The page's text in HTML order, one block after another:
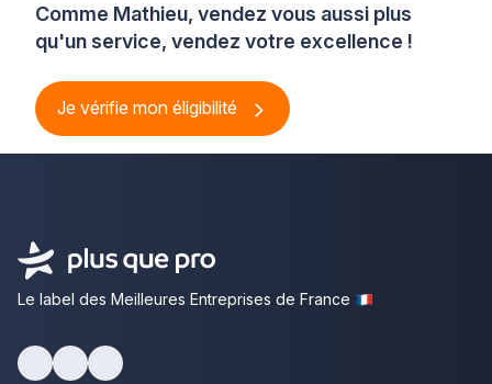
Comme Mathieu, vendez vous aussi plus
qu'un service, vendez votre excellence !
Je vérifie mon éligibilité
Le label des Meilleures Entreprises de France